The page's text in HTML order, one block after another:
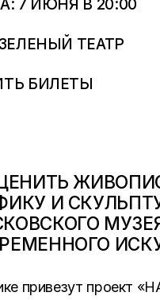
7 ИЮНЯ В 20:00
ТЕАТР
БИЛЕТЫ
И
привезут проект